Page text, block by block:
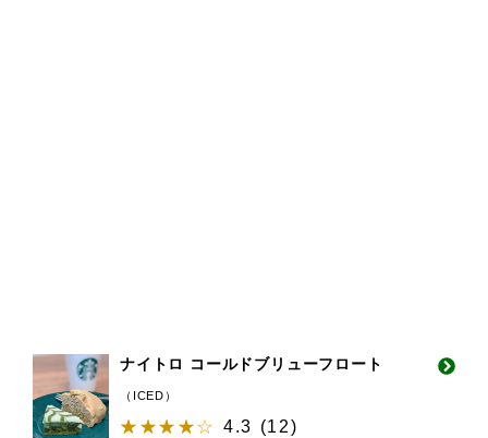
ナイトロ コールドブリューフロート
（ICED）
4.3 (12)